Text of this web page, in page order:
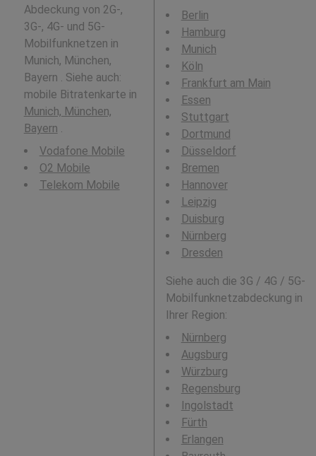
Abdeckung von 2G-,
3G-, 4G- und 5G-
Mobilfunknetzen in
Munich, München,
Bayern . Siehe auch:
mobile Bitratenkarte in
Munich, München,
Bayern .
Vodafone Mobile
O2 Mobile
Telekom Mobile
Berlin
Hamburg
Munich
Köln
Frankfurt am Main
Essen
Stuttgart
Dortmund
Düsseldorf
Bremen
Hannover
Leipzig
Duisburg
Nürnberg
Dresden
Siehe auch die 3G / 4G / 5G-
Mobilfunknetzabdeckung in
Ihrer Region:
Nürnberg
Augsburg
Würzburg
Regensburg
Ingolstadt
Fürth
Erlangen